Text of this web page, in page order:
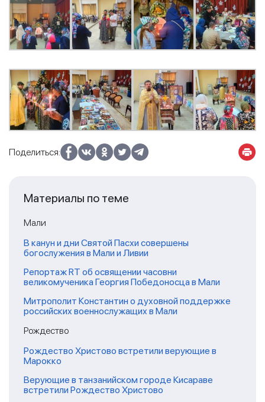
Поделиться:
Материалы по теме
Мали
В канун и дни Святой Пасхи совершены
богослужения в Мали и Ливии
Репортаж RT об освящении часовни
великомученика Георгия Победоносца в Мали
Митрополит Константин о духовной поддержке
российских военнослужащих в Мали
Рождество
Рождество Христово встретили верующие в
Марокко
Верующие в танзанийском городе Кисараве
встретили Рождество Христово